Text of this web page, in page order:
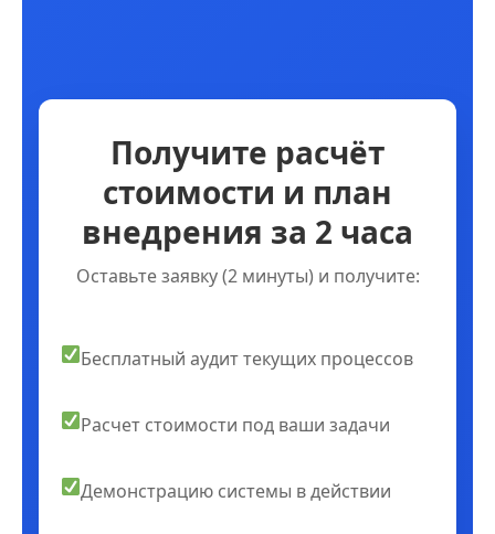
Получите расчёт
стоимости и план
внедрения за 2 часа
Оставьте заявку (2 минуты) и получите:
Бесплатный аудит текущих процессов
Расчет стоимости под ваши задачи
Демонстрацию системы в действии